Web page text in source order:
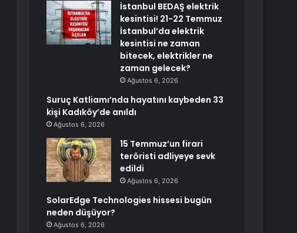
İstanbul BEDAŞ elektrik
kesintisi! 21-22 Temmuz
İstanbul’da elektrik
kesintisi ne zaman
bitecek, elektrikler ne
zaman gelecek?
Ağustos 6, 2026
Suruç Katliamı’nda hayatını kaybeden 33
kişi Kadıköy’de anıldı
Ağustos 6, 2026
15 Temmuz’un firari
teröristi adliyeye sevk
edildi
Ağustos 6, 2026
SolarEdge Technologies hissesi bugün
neden düşüyor?
Ağustos 6, 2026